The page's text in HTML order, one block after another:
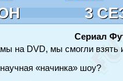
3
Сериал
на DVD, мы смогли взять
«начинка» шоу?